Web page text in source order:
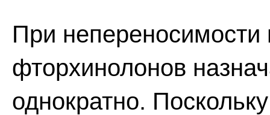
При
фторхинолонов
однократно.